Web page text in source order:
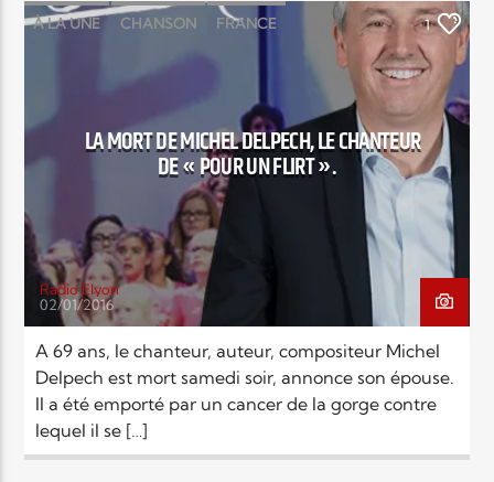
À LA UNE CHANSON FRANCE
SOCIÉTÉ
1
LA MORT DE MICHEL DELPECH, LE CHANTEUR
DE « POUR UN FLIRT ».
Radio Elyon
02/01/2016
A 69 ans, le chanteur, auteur, compositeur Michel
Delpech est mort samedi soir, annonce son épouse.
Il a été emporté par un cancer de la gorge contre
lequel il se […]